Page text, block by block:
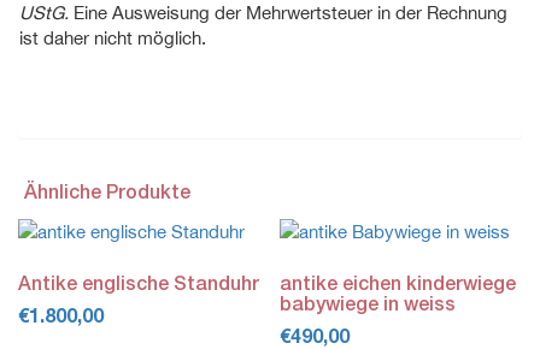
UStG. Eine Ausweisung der Mehrwertsteuer in der Rechnung
ist daher nicht möglich.
Ähnliche Produkte
Antike englische Standuhr
€1.800,00
antike eichen kinderwiege
babywiege in weiss
€490,00